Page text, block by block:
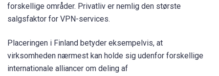
forskellige områder. Privatliv er nemlig den største
salgsfaktor for VPN-services.
Placeringen i Finland betyder eksempelvis, at
virksomheden nærmest kan holde sig udenfor forskellige
internationale alliancer om deling af